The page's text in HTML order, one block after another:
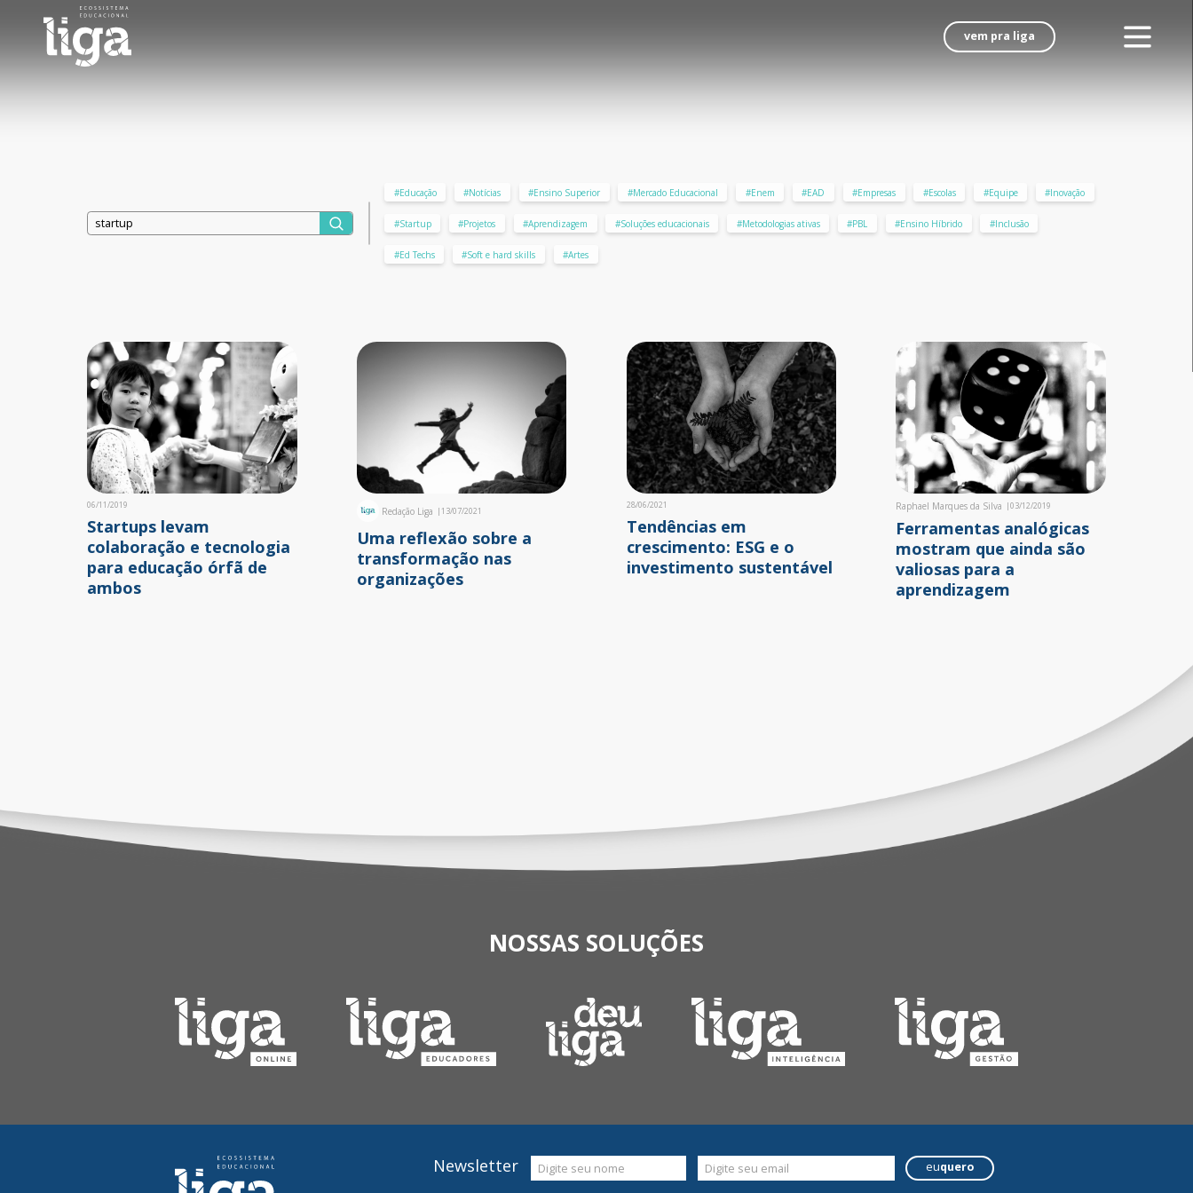
vem pra liga
#Educação #Notícias #Ensino Superior #Mercado Educacional #Enem #EAD #Empresas #Escolas #Equipe #Inovação
#Startup #Projetos #Aprendizagem #Soluções educacionais #Metodologias ativas #PBL #Ensino Híbrido #Inclusão
#Ed Techs #Soft e hard skills #Artes
06/11/2019
Startups levam
colaboração e tecnologia
para educação órfã de
ambos
Redação Liga |13/07/2021
Uma reflexão sobre a
transformação nas
organizações
28/06/2021
Tendências em
crescimento: ESG e o
investimento sustentável
Raphael Marques da Silva |03/12/2019
Ferramentas analógicas
mostram que ainda são
valiosas para a
aprendizagem
NOSSAS SOLUÇÕES
Newsletter Digite seu nome Digite seu email euquero